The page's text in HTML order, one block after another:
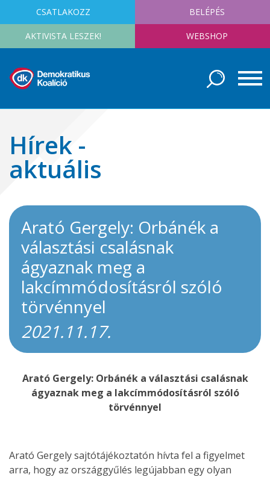
CSATLAKOZZ BELÉPÉS
AKTIVISTA LESZEK! WEBSHOP
Hírek -
aktuális
Arató Gergely: Orbánék a
választási csalásnak
ágyaznak meg a
lakcímmódosításról szóló
törvénnyel
2021.11.17.
Arató Gergely: Orbánék a választási csalásnak
ágyaznak meg a lakcímmódosításról szóló
törvénnyel
Arató Gergely sajtótájékoztatón hívta fel a figyelmet
arra, hogy az országgyűlés legújabban egy olyan